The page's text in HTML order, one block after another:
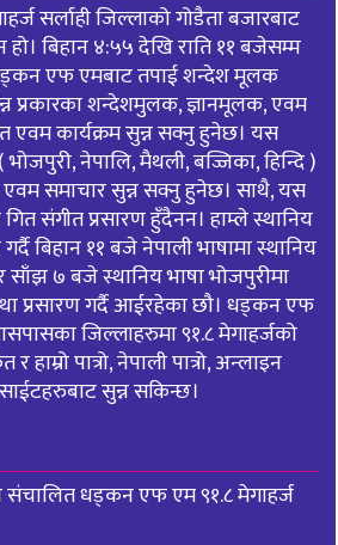
सर्लाही जिल्लाको गोडैता बजारबाट
हो। बिहान ४:५५ देखि राति ११ बजेसम्म
एफ एमबाट तपाई शन्देश मूलक
प्रकारका शन्देशमुलक, ज्ञानमूलक, एवम
एवम कार्यक्रम सुन्न सक्नु हुनेछ। यस
भोजपुरी, नेपालि, मैथली, बज्जिका, हिन्दि )
एवम समाचार सुन्न सक्नु हुनेछ। साथै, यस
संगीत प्रसारण हुँदैनन। हाम्ले स्थानिय
बिहान ११ बजे नेपाली भाषामा स्थानिय
७ बजे स्थानिय भाषा भोजपुरीमा
प्रसारण गर्दै आईरहेका छौ। धड्कन एफ
जिल्लाहरुमा ९१.८ मेगाहर्जको
हाम्रो पात्रो, नेपाली पात्रो, अन्लाइन
सुन्न सकिन्छ।
संचालित धड्कन एफ एम ९१.८ मेगाहर्ज